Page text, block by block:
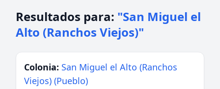
Resultados para: "San Miguel el
Alto (Ranchos Viejos)"
Colonia: San Miguel el Alto (Ranchos
Viejos) (Pueblo)